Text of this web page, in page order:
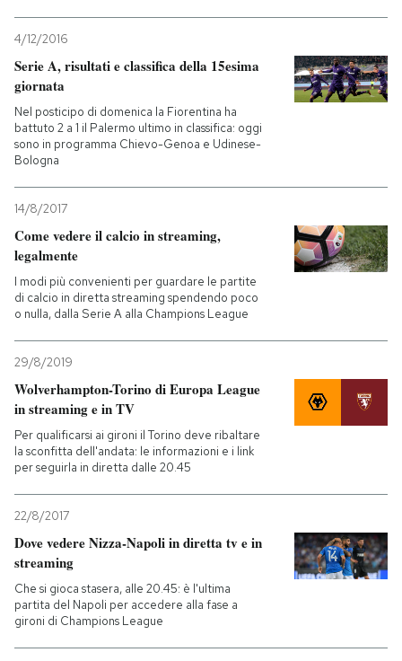
4/12/2016
Serie A, risultati e classifica della 15esima
giornata
Nel posticipo di domenica la Fiorentina ha
battuto 2 a 1 il Palermo ultimo in classifica: oggi
sono in programma Chievo-Genoa e Udinese-
Bologna
14/8/2017
Come vedere il calcio in streaming,
legalmente
I modi più convenienti per guardare le partite
di calcio in diretta streaming spendendo poco
o nulla, dalla Serie A alla Champions League
29/8/2019
Wolverhampton-Torino di Europa League
in streaming e in TV
Per qualificarsi ai gironi il Torino deve ribaltare
la sconfitta dell'andata: le informazioni e i link
per seguirla in diretta dalle 20.45
22/8/2017
Dove vedere Nizza-Napoli in diretta tv e in
streaming
Che si gioca stasera, alle 20.45: è l'ultima
partita del Napoli per accedere alla fase a
gironi di Champions League